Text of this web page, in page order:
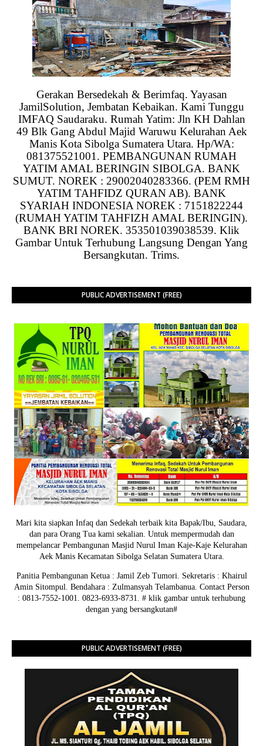
Gerakan Bersedekah & Berimfaq. Yayasan
JamilSolution, Jembatan Kebaikan. Kami Tunggu
IMFAQ Saudaraku. Rumah Yatim: Jln KH Dahlan
49 Blk Gang Abdul Majid Waruwu Kelurahan Aek
Manis Kota Sibolga Sumatera Utara. Hp/WA:
081375521001. PEMBANGUNAN RUMAH
YATIM AMAL BERINGIN SIBOLGA. BANK
SUMUT. NOREK : 29002040283366. (PEM RMH
YATIM TAHFIDZ QURAN AB). BANK
SYARIAH INDONESIA NOREK : 7151822244
(RUMAH YATIM TAHFIZH AMAL BERINGIN).
BANK BRI NOREK. 353501039038539. Klik
Gambar Untuk Terhubung Langsung Dengan Yang
Bersangkutan. Trims.
PUBLIC ADVERTISEMENT (FREE)
Mari kita siapkan Infaq dan Sedekah terbaik kita Bapak/Ibu, Saudara,
dan para Orang Tua kami sekalian. Untuk mempermudah dan
mempelancar Pembangunan Masjid Nurul Iman Kaje-Kaje Kelurahan
Aek Manis Kecamatan Sibolga Selatan Sumatera Utara.
Panitia Pembangunan Ketua : Jamil Zeb Tumori. Sekretaris : Khairul
Amin Sitompul. Bendahara : Zulmansyah Telambanua. Contact Person
: 0813-7552-1001. 0823-6933-8731. # klik gambar untuk terhubung
dengan yang bersangkutan#
PUBLIC ADVERTISEMENT (FREE)